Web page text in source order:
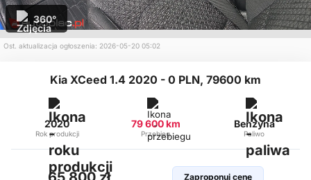
360°
Ost. aktualizacja ogłoszenia: 2026-05-20 05:02
Kia XCeed 1.4 2020 - 0 PLN, 79600 km
2020
Rok produkcji
79 600 km
Przebieg
Benzyna
Paliwo
Zaproponuj cenę